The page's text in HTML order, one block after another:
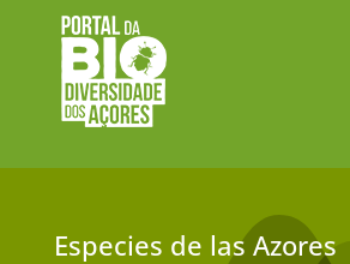
Especies de las Azores